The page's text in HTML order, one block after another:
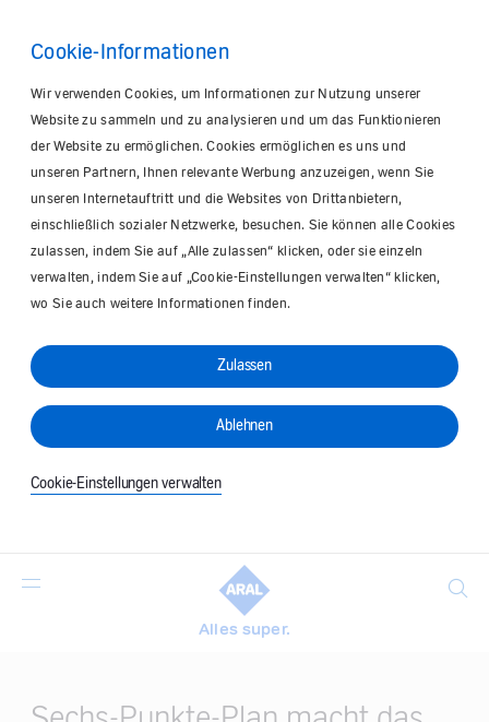
Cookie-Informationen
Wir verwenden Cookies, um Informationen zur Nutzung unserer
Website zu sammeln und zu analysieren und um das Funktionieren
der Website zu ermöglichen. Cookies ermöglichen es uns und
unseren Partnern, Ihnen relevante Werbung anzuzeigen, wenn Sie
unseren Internetauftritt und die Websites von Drittanbietern,
einschließlich sozialer Netzwerke, besuchen. Sie können alle Cookies
zulassen, indem Sie auf „Alle zulassen“ klicken, oder sie einzeln
verwalten, indem Sie auf „Cookie-Einstellungen verwalten“ klicken,
wo Sie auch weitere Informationen finden.
Zulassen
Ablehnen
Cookie-Einstellungen verwalten
Alles super.
Suche